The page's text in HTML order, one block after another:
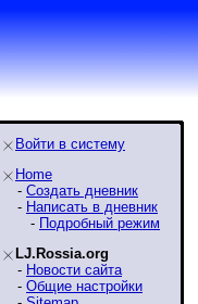
Войти в систему
Home
- Создать дневник
- Написать в дневник
- Подробный режим
LJ.Rossia.org
- Новости сайта
- Общие настройки